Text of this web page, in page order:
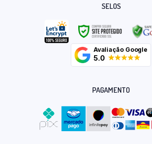
SELOS
Avaliação Google
5.0
PAGAMENTO